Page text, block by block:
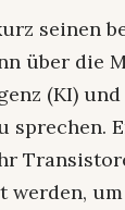
seinen
über die
(KI)
sprechen.